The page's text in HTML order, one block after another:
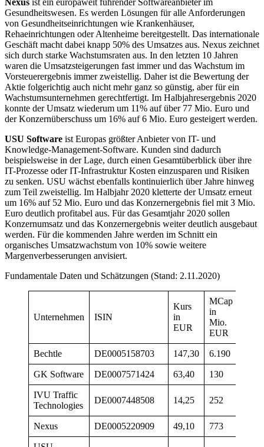
Nexus ist ein europaweit führender Softwareanbieter im
Gesundheitswesen. Es werden Lösungen für alle Anforderungen
von Gesundheitseinrichtungen wie Krankenhäuser,
Rehaeinrichtungen oder Altenheime bereitgestellt. Das internationale
Geschäft macht dabei knapp 50% des Umsatzes aus. Nexus zeichnet
sich durch starke Wachstumsraten aus. In den letzten 10 Jahren
waren die Umsatzsteigerungen fast immer und das Wachstum im
Vorsteuerergebnis immer zweistellig. Daher ist die Bewertung der
Aktie folgerichtig auch nicht mehr ganz so günstig, aber für ein
Wachstumsunternehmen gerechtfertigt. Im Halbjahresergebnis 2020
konnte der Umsatz wiederum um 11% auf über 77 Mio. Euro und
der Konzernüberschuss um 16% auf 6 Mio. Euro gesteigert werden.
USU Software ist Europas größter Anbieter von IT- und
Knowledge-Management-Software. Kunden sind dadurch
beispielsweise in der Lage, durch einen Gesamtüberblick über ihre
IT-Prozesse oder IT-Infrastruktur Kosten einzusparen und Risiken
zu senken. USU wächst ebenfalls kontinuierlich über Jahre hinweg
zum Teil zweistellig. Im Halbjahr 2020 kletterte der Umsatz erneut
um 16% auf 52 Mio. Euro und das Konzernergebnis fiel mit 3 Mio.
Euro deutlich profitabel aus. Für das Gesamtjahr 2020 sollen
Konzernumsatz und das Konzernergebnis weiter deutlich ausgebaut
werden. Für die kommenden Jahre werden im Schnitt ein
organisches Umsatzwachstum von 10% sowie weitere
Margenverbesserungen anvisiert.
Fundamentale Daten und Schätzungen (Stand: 2.11.2020)
Unternehmen ISIN
Kurs
in
EUR
MCap
in
Mio.
EUR
Bechtle DE0005158703 147,30 6.190
GK Software DE0007571424 63,40 130
IVU Traffic
Technologies
DE0007448508 14,25 252
Nexus DE0005220909 49,10 773